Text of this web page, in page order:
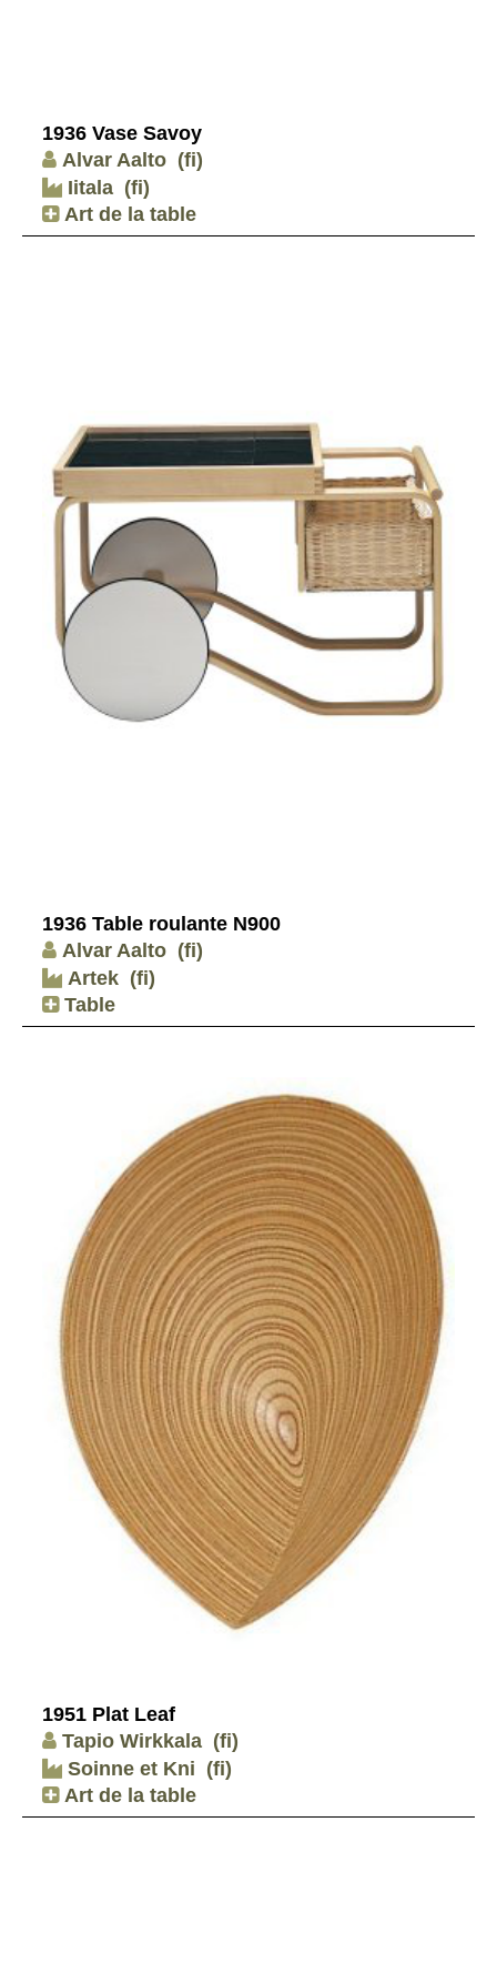
1936 Vase Savoy
Alvar Aalto (fi)
Iitala (fi)
Art de la table
1936 Table roulante N900
Alvar Aalto (fi)
Artek (fi)
Table
1951 Plat Leaf
Tapio Wirkkala (fi)
Soinne et Kni (fi)
Art de la table